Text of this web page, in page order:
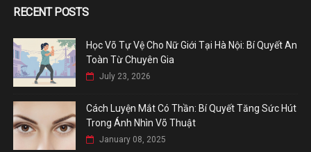
RECENT POSTS
Học Võ Tự Vệ Cho Nữ Giới Tại Hà Nội: Bí Quyết An
Toàn Từ Chuyên Gia
July 23, 2026
Cách Luyện Mắt Có Thần: Bí Quyết Tăng Sức Hút
Trong Ánh Nhìn Võ Thuật
January 08, 2025